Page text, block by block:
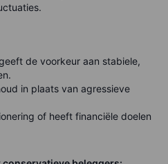
de voorkeur aan stabiele,
in plaats van agressieve
of heeft financiële doelen